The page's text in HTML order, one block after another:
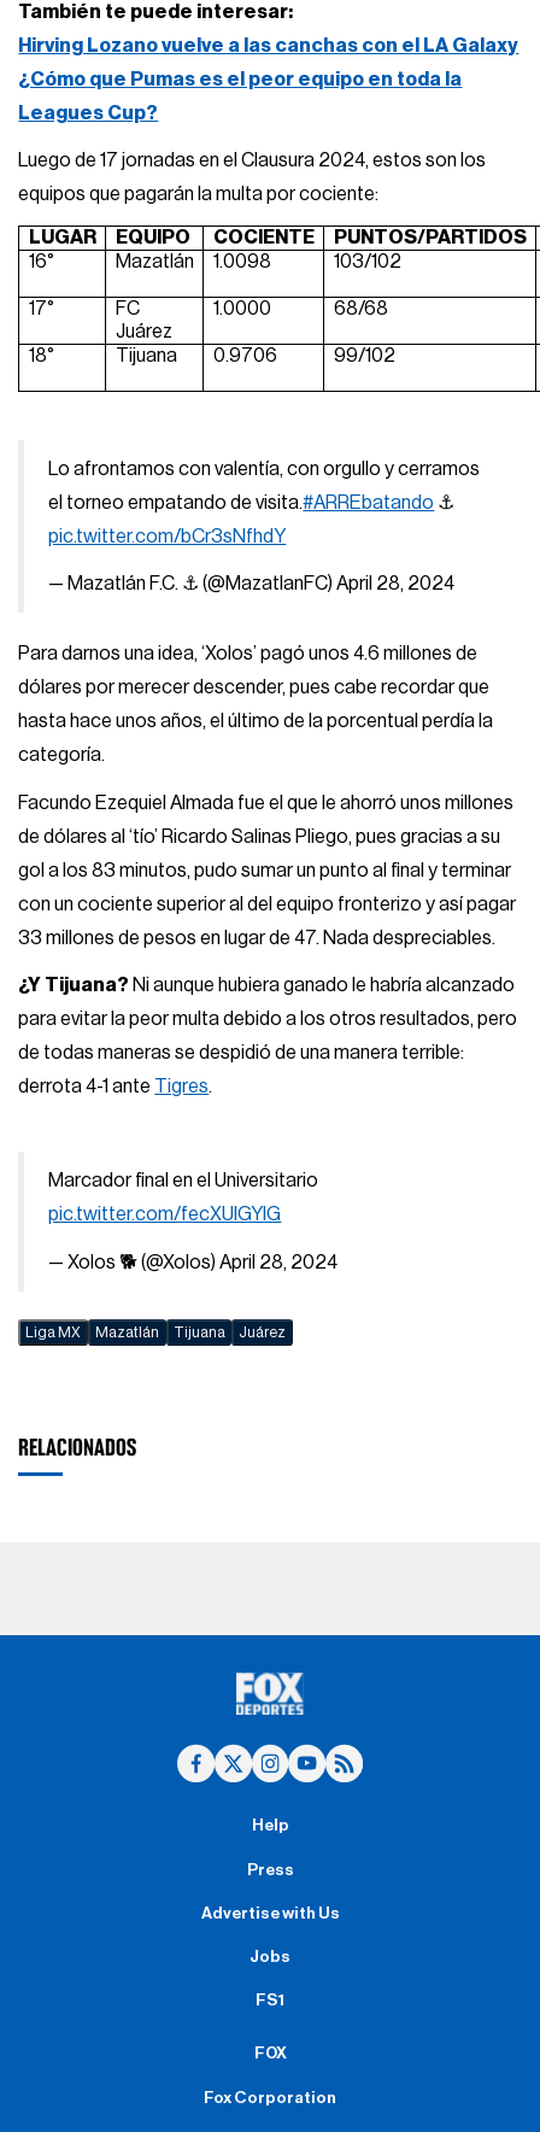
También te puede interesar:
Hirving Lozano vuelve a las canchas con el LA Galaxy
¿Cómo que Pumas es el peor equipo en toda la
Leagues Cup?
Luego de 17 jornadas en el Clausura 2024, estos son los
equipos que pagarán la multa por cociente:
LUGAR EQUIPO COCIENTE
PUNTOS/PARTIDOS
16°
Mazatlán 1.0098 103/102
17°
FC
Juárez
1.0000 68/68
18° Tijuana 0.9706 99/102
Lo afrontamos con valentía, con orgullo y cerramos
el torneo empatando de visita.#ARREbatando ⚓️
pic.twitter.com/bCr3sNfhdY
— Mazatlán F.C. ⚓️ (@MazatlanFC)April 28, 2024
Para darnos una idea, ‘Xolos’ pagó unos 4.6 millones de
dólares por merecer descender, pues cabe recordar que
hasta hace unos años, el último de la porcentual perdía la
categoría.
Facundo Ezequiel Almada fue el que le ahorró unos millones
de dólares al ‘tío’ Ricardo Salinas Pliego, pues gracias a su
gol a los 83 minutos, pudo sumar un punto al final y terminar
con un cociente superior al del equipo fronterizo y así pagar
33 millones de pesos en lugar de 47. Nada despreciables.
¿Y Tijuana? Ni aunque hubiera ganado le habría alcanzado
para evitar la peor multa debido a los otros resultados, pero
de todas maneras se despidió de una manera terrible:
derrota 4-1 ante Tigres.
Marcador final en el Universitario
pic.twitter.com/fecXUlGYlG
— Xolos 🐕 (@Xolos)April 28, 2024
Liga MX Mazatlán Tijuana Juárez
RELACIONADOS
Help
Press
Advertise with Us
Jobs
FS1
FOX
Fox Corporation